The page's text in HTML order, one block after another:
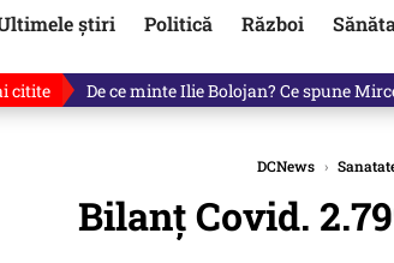
știri Politică Război
citite De ce a mințit Ilie Bolojan? Victor
DCNews ›
Bilanț Covid.